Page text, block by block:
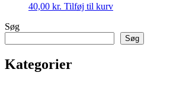
40,00 kr. Tilføj til kurv
Søg
Søg
Kategorier